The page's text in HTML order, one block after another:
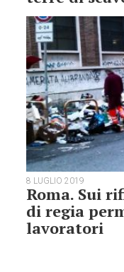
8 LUGLIO 2019
Roma. Sui
di regia
lavoratori